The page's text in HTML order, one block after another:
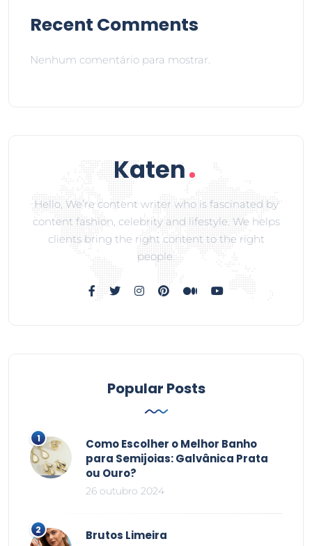
Recent Comments
Nenhum comentário para mostrar.
Hello, We’re content writer who is fascinated by
content fashion, celebrity and lifestyle. We helps
clients bring the right content to the right
people.
Popular Posts
Como Escolher o Melhor Banho
para Semijoias: Galvânica Prata
ou Ouro?
26 outubro 2024
Brutos Limeira